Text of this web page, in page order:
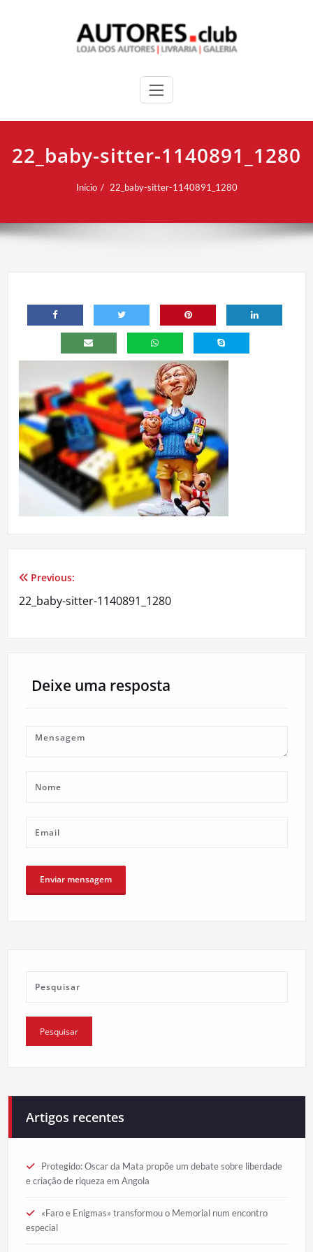
22_baby-sitter-1140891_1280
Início 22_baby-sitter-1140891_1280
Navegação
de
Previous:
22_baby-sitter-1140891_1280
Deixe uma resposta
Artigos recentes
Protegido: Oscar da Mata propõe um debate sobre liberdade
e criação de riqueza em Angola
«Faro e Enigmas» transformou o Memorial num encontro
especial